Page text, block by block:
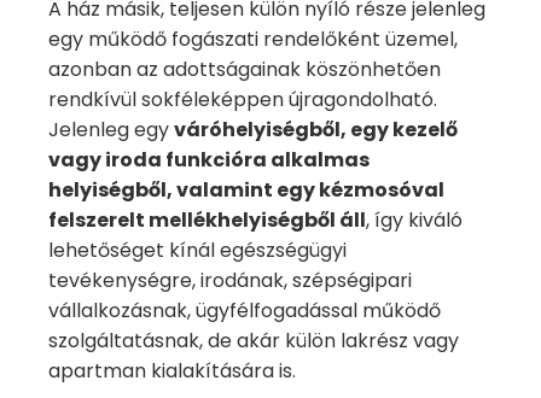
A ház másik, teljesen külön nyíló része jelenleg
egy működő fogászati rendelőként üzemel,
azonban az adottságainak köszönhetően
rendkívül sokféleképpen újragondolható.
Jelenleg egyváróhelyiségből, egy kezelő
vagy iroda funkcióra alkalmas
helyiségből, valamint egy kézmosóval
felszerelt mellékhelyiségből áll, így kiváló
lehetőséget kínál egészségügyi
tevékenységre, irodának, szépségipari
vállalkozásnak, ügyfélfogadással működő
szolgáltatásnak, de akár külön lakrész vagy
apartman kialakítására is.